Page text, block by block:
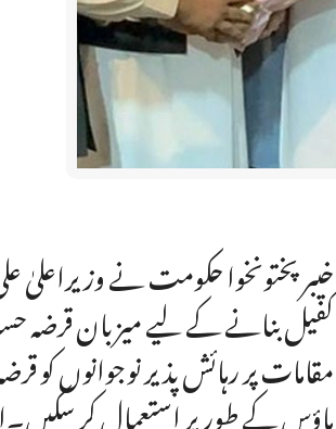
خیبرپختونخوا حکومت نے وزیراعلیٰ
کفیل بنانے کے لیے میزبان
مقامات پر رہائش پذیر نوجوانوں کو
ہاؤس کے طور پر استعمال کر